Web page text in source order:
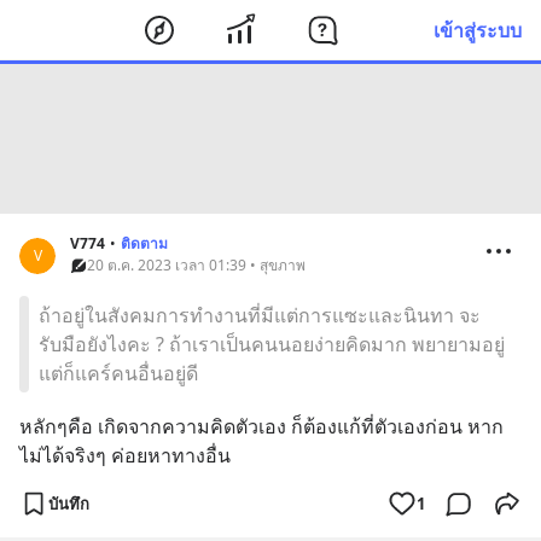
เข้าสู่ระบบ
V
V774 • ติดตาม
20 ต.ค. 2023 เวลา 01:39 • สุขภาพ
ถ้าอยู่ในสังคมการทำงานที่มีแต่การแซะและนินทา จะ
รับมือยังไงคะ ? ถ้าเราเป็นคนนอยง่ายคิดมาก พยายามอยู่
แต่ก็แคร์คนอื่นอยู่ดี
หลักๆคือ เกิดจากความคิดตัวเอง ก็ต้องแก้ที่ตัวเองก่อน หาก
ไม่ได้จริงๆ ค่อยหาทางอื่น
บันทึก 1